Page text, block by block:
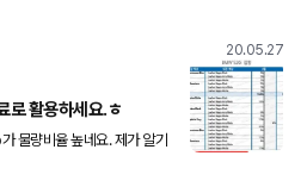
야 잘 나가겠지만...집사람의 구형씨클이 딱 520
20.05.27
로 활용하세요.ㅎ
쏟아진다고 보기에는 무리